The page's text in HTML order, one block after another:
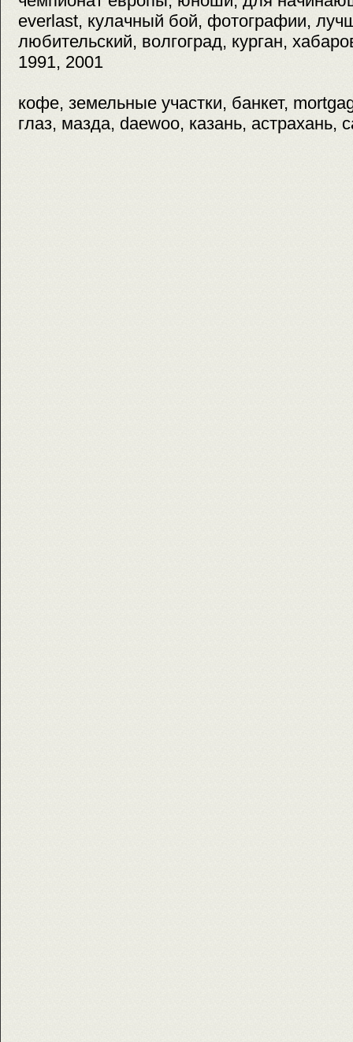
everlast, кулачный бой, фотографии,
любительский, волгоград, курган,
1991, 2001
кофе, земельные участки, банкет,
глаз, мазда, daewoo, казань, астрахань,